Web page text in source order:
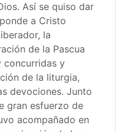
Así se quiso dar
a Cristo
la
de la Pascua
concurridas y
de la liturgia,
devociones. Junto
gran esfuerzo de
acompañado en